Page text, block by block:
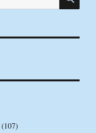
(107)